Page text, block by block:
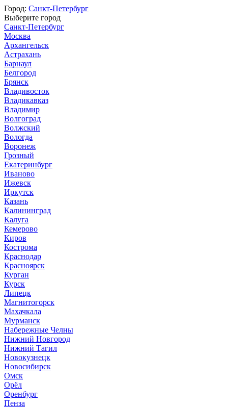
Город: Санкт-Петербург
Выберите город
Санкт-Петербург
Москва
Архангельск
Астрахань
Барнаул
Белгород
Брянск
Владивосток
Владикавказ
Владимир
Волгоград
Волжский
Вологда
Воронеж
Грозный
Екатеринбург
Иваново
Ижевск
Иркутск
Казань
Калининград
Калуга
Кемерово
Киров
Кострома
Краснодар
Красноярск
Курган
Курск
Липецк
Магнитогорск
Махачкала
Мурманск
Набережные Челны
Нижний Новгород
Нижний Тагил
Новокузнецк
Новосибирск
Омск
Орёл
Оренбург
Пенза